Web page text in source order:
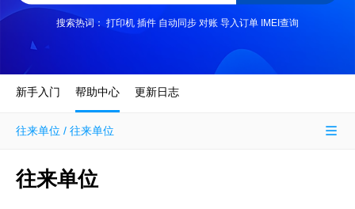
搜索热词： 打印机 插件 自动同步 对账 导入订单 IMEI查询
新手入门 帮助中心 更新日志
往来单位 / 往来单位
往来单位